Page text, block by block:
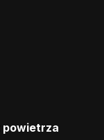
powietrza